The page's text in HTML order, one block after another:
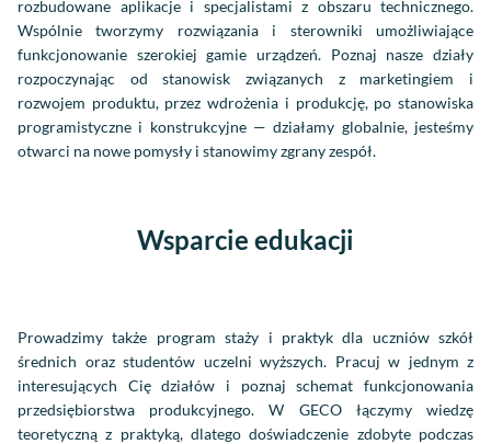
rozbudowane aplikacje i specjalistami z obszaru technicznego.
Wspólnie tworzymy rozwiązania i sterowniki umożliwiające
funkcjonowanie szerokiej gamie urządzeń. Poznaj nasze działy
rozpoczynając od stanowisk związanych z marketingiem i
rozwojem produktu, przez wdrożenia i produkcję, po stanowiska
programistyczne i konstrukcyjne — działamy globalnie, jesteśmy
otwarci na nowe pomysły i stanowimy zgrany zespół.
Wsparcie edukacji
Prowadzimy także program staży i praktyk dla uczniów szkół
średnich oraz studentów uczelni wyższych. Pracuj w jednym z
interesujących Cię działów i poznaj schemat funkcjonowania
przedsiębiorstwa produkcyjnego. W GECO łączymy wiedzę
teoretyczną z praktyką, dlatego doświadczenie zdobyte podczas